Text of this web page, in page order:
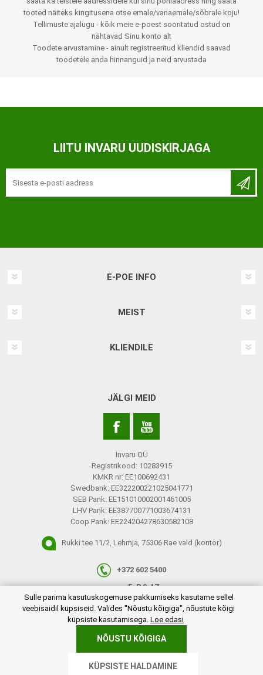
tooted näiteks kingitusena otse emale/vanaemale/sõbrale koju!
Tellimuste ajalugu - kõik meie e-poest sooritatud ostud on
nähtavad Sinu konto alt
Toodete arvustamine - ainult registreeritud kliendid saavad
toodetele anda hinnanguid ja neid arvustada
LIITU INVARU UUDISKIRJAGA
E-POE INFO
MEIST
KLIENDILE
JÄLGI MEID
Invaru OÜ
Registrikood: 10283915
KMKR nr: EE100692431
Swedbank: EE322200221025041771
SEB Pank: EE151010002001461005
LHV Pank: EE387700771003674131
Coop Pank: EE224204278630582108
Rukki tee 11/2, Lehmja, 75306 Rae vald (kontor)
+372 602 5400
E-R 9-17
info@invaru.ee
Powered bynopCommerce
Sulle parima kasutuskogemuse pakkumiseks kasutame sellel
veebisaidil küpsiseid. Valides "Nõustu kõigiga", nõustute kõigi
küpsiste kasutamisega. Loe edasi
NÕUSTU KÕIGIGA
KÜPSISTE HALDAMINE